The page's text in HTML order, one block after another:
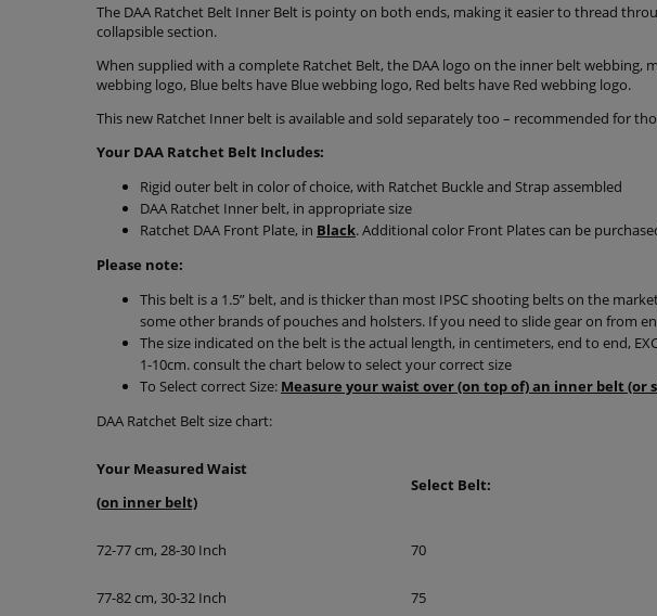
The DAA Ratchet Belt Inner Belt is pointy on both ends, making it easier to thread
collapsible section.
When supplied with a complete Ratchet Belt, the DAA logo on the inner belt webbing,
webbing logo, Blue belts have Blue webbing logo, Red belts have Red webbing logo.
This new Ratchet Inner belt is available and sold separately too – recommended for
Your DAA Ratchet Belt Includes:
Rigid outer belt in color of choice, with Ratchet Buckle and Strap assembled
DAA Ratchet Inner belt, in appropriate size
Ratchet DAA Front Plate, in Black. Additional color Front Plates can be
Please note:
This belt is a 1.5” belt, and is thicker than most IPSC shooting belts on the
some other brands of pouches and holsters. If you need to slide gear on from
The size indicated on the belt is the actual length, in centimeters, end to end,
1-10cm. consult the chart below to select your correct size
To Select correct Size: Measure your waist over (on top of) an inner belt
DAA Ratchet Belt size chart:
Your Measured Waist
(on inner belt)
Select Belt:
72-77 cm, 28-30 Inch 70
77-82 cm, 30-32 Inch 75